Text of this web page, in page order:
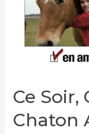
photos
Ce Soir,
Chaton